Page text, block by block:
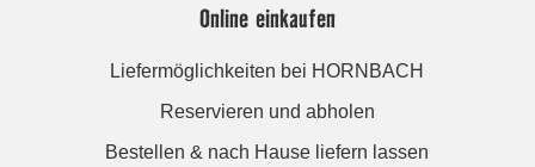
Online einkaufen
Liefermöglichkeiten bei HORNBACH
Reservieren und abholen
Bestellen & nach Hause liefern lassen